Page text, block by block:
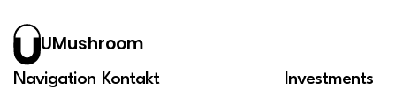
UMushroom
Navigation Kontakt Investments